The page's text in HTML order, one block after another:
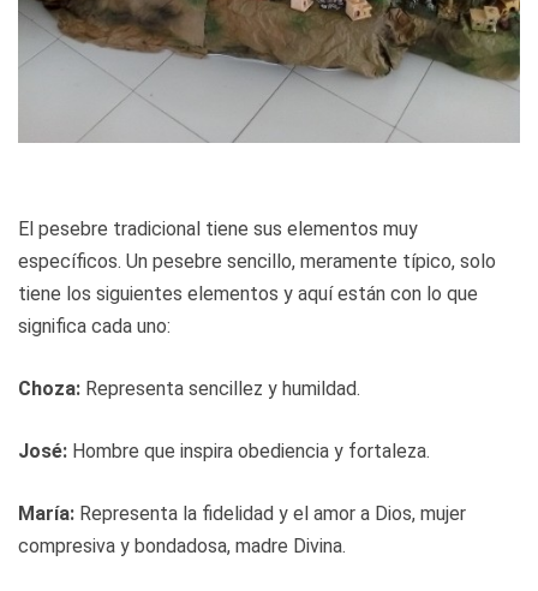
El pesebre tradicional tiene sus elementos muy
específicos. Un pesebre sencillo, meramente típico, solo
tiene los siguientes elementos y aquí están con lo que
significa cada uno:
Choza: Representa sencillez y humildad.
José: Hombre que inspira obediencia y fortaleza.
María: Representa la fidelidad y el amor a Dios, mujer
compresiva y bondadosa, madre Divina.